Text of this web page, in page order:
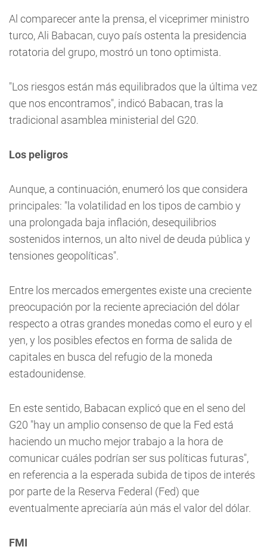
Al comparecer ante la prensa, el viceprimer ministro
turco, Ali Babacan, cuyo país ostenta la presidencia
rotatoria del grupo, mostró un tono optimista.
"Los riesgos están más equilibrados que la última vez
que nos encontramos", indicó Babacan, tras la
tradicional asamblea ministerial del G20.
Los peligros
Aunque, a continuación, enumeró los que considera
principales: "la volatilidad en los tipos de cambio y
una prolongada baja inflación, desequilibrios
sostenidos internos, un alto nivel de deuda pública y
tensiones geopolíticas".
Entre los mercados emergentes existe una creciente
preocupación por la reciente apreciación del dólar
respecto a otras grandes monedas como el euro y el
yen, y los posibles efectos en forma de salida de
capitales en busca del refugio de la moneda
estadounidense.
En este sentido, Babacan explicó que en el seno del
G20 "hay un amplio consenso de que la Fed está
haciendo un mucho mejor trabajo a la hora de
comunicar cuáles podrían ser sus políticas futuras",
en referencia a la esperada subida de tipos de interés
por parte de la Reserva Federal (Fed) que
eventualmente apreciaría aún más el valor del dólar.
FMI